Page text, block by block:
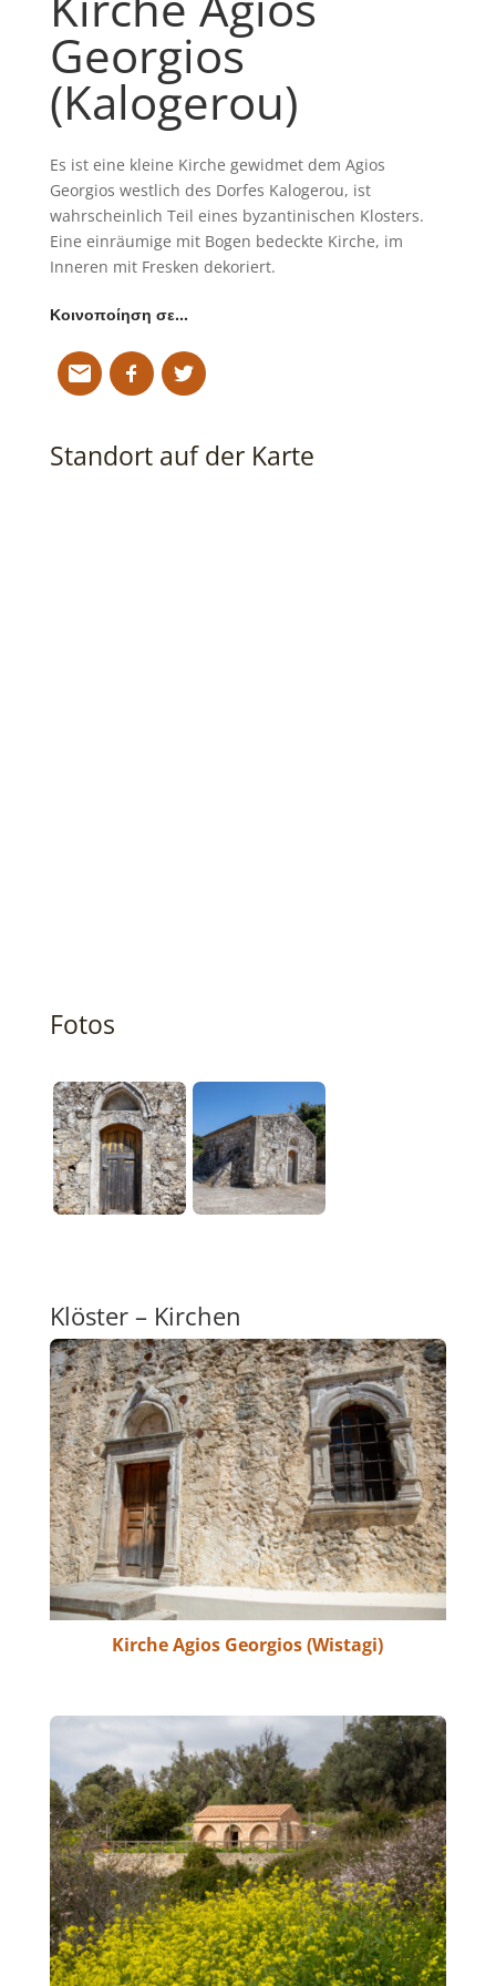
Georgios
(Kalogerou)
Es ist eine kleine Kirche gewidmet dem Agios
Georgios westlich des Dorfes Kalogerou, ist
wahrscheinlich Teil eines byzantinischen Klosters.
Eine einräumige mit Bogen bedeckte Kirche, im
Inneren mit Fresken dekoriert.
Κοινοποίηση σε…
Standort auf der Karte
Fotos
Klöster – Kirchen
Kirche Agios Georgios (Wistagi)